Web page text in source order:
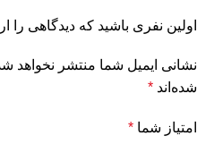
اولین نفری باشید که دیدگاهی
نشانی ایمیل شما منتشر نخواهد
شده‌اند *
امتیاز شما *